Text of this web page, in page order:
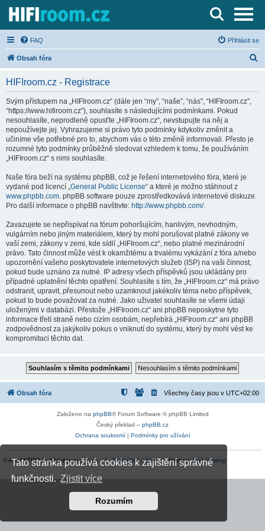
Tato stránka používá cookies k zajištění správné
funkčnosti. Zjistit více
Rozumím
Server o Hi-Fi a AV technice
FAQ Přihlásit se
Obsah fóra
HIFIroom.cz - Registrace
Svým přístupem na „HIFIroom.cz“ (dále jen “my”, “naše”, “nás”, “HIFIroom.cz”,
“https://www.hifiroom.cz”), souhlasíte s následujícími podmínkami. Pokud
nesouhlasíte, neprodleně opusťte „HIFIroom.cz“, nevstupujte na něj a
nepoužívejte jej. Vyhrazujeme si právo tyto podmínky kdykoliv změnit a
učiníme vše potřebné pro to, abychom vás o této změně informovali. Přesto je
rozumné tyto podmínky průběžně sledovat vzhledem k tomu, že používáním
„HIFIroom.cz“ s nimi souhlasíte.
Naše fóra beží na systému phpBB, což je řešení internetového fóra, které je
vydané pod licencí „General Public License“ a které je možno stáhnout z
www.phpbb.com. phpBB software pouze zprostředkovává internetové diskuze.
Pro další informace o phpBB navštivte: http://www.phpbb.com/.
Zavazujete se nepřispívat na fórum pohoršujícím, hanlivým, nevhodným,
vulgárním nebo jiným materiálem, který by mohl porušovat platné zákony ve
vaší zemi, zákony v zemi, kde sídlí „HIFIroom.cz“, nebo platné mezinárodní
právo. Tato činnost může vést k okamžitému a trvalému vykázání z fóra a/nebo
upozornění vašeho poskytovatele internetových služeb (ISP) na vaši činnost,
pokud bude uznáno za nutné. IP adresy všech příspěvků jsou ukládány pro
případné uplatnění těchto opatření. Souhlasíte s tím, že „HIFIroom.cz“ má právo
odstranit, upravit, přesunout nebo uzamknout jakékoliv téma nebo příspěvek,
pokud to bude považovat za nutné. Jako uživatel souhlasíte se všemi údaji
uloženými v databázi. Přestože „HIFIroom.cz“ ani phpBB neposkytne tyto
informace třetí straně nebo cizím osobám, nepřebírá „HIFIroom.cz“ ani phpBB
zodpovědnost za jakýkoliv pokus o vniknutí do systému, který by mohl vést ke
kompromitaci těchto dat.
Obsah fóra Všechny časy jsou v UTC+02:00
Založeno na phpBB® Forum Software © phpBB Limited
Český překlad – phpBB.cz
Ochrana soukromí| Podmínky pro užívání
© ATLANTIDA Publishing spol. s r.o. |Kontaktní údaje| Hosting:Váš Hosting